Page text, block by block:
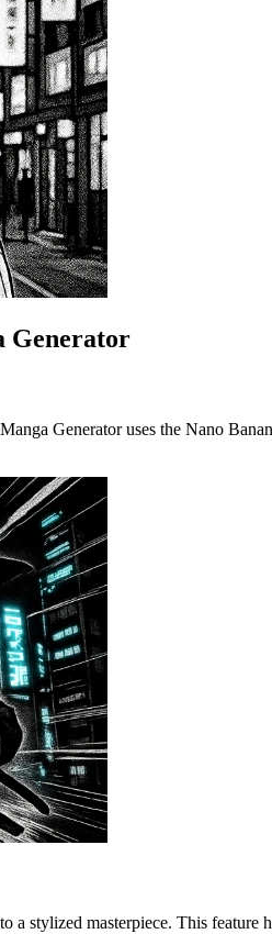
Generator
Generator uses the Nano
stylized masterpiece. This